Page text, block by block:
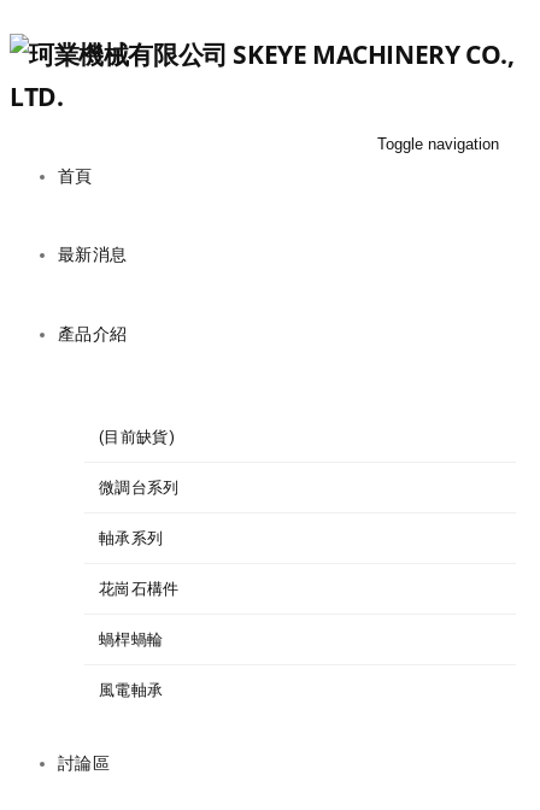
Toggle navigation
首頁
最新消息
產品介紹
(目前缺貨)
微調台系列
軸承系列
花崗石構件
蝸桿蝸輪
風電軸承
討論區